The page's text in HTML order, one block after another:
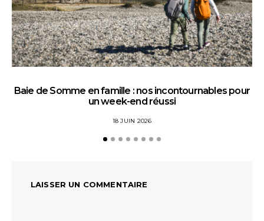
Baie de Somme en famille : nos incontournables pour
un week-end réussi
18 JUIN 2026
LAISSER UN COMMENTAIRE